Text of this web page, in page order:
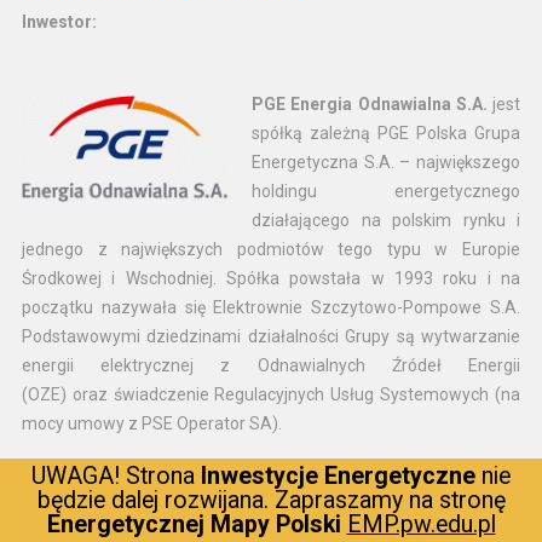
Inwestor:
PGE Energia Odnawialna S.A. jest
spółką zależną PGE Polska Grupa
Energetyczna S.A. – największego
holdingu energetycznego
działającego na polskim rynku i
jednego z największych podmiotów tego typu w Europie
Środkowej i Wschodniej. Spółka powstała w 1993 roku i na
początku nazywała się Elektrownie Szczytowo-Pompowe S.A.
Podstawowymi dziedzinami działalności Grupy są wytwarzanie
energii elektrycznej z Odnawialnych Źródeł Energii
(OZE) oraz świadczenie Regulacyjnych Usług Systemowych (na
mocy umowy z PSE Operator SA).
Wykonawca:
UWAGA! Strona Inwestycje Energetyczne nie
będzie dalej rozwijana. Zapraszamy na stronę
Energetycznej Mapy Polski EMP.pw.edu.pl